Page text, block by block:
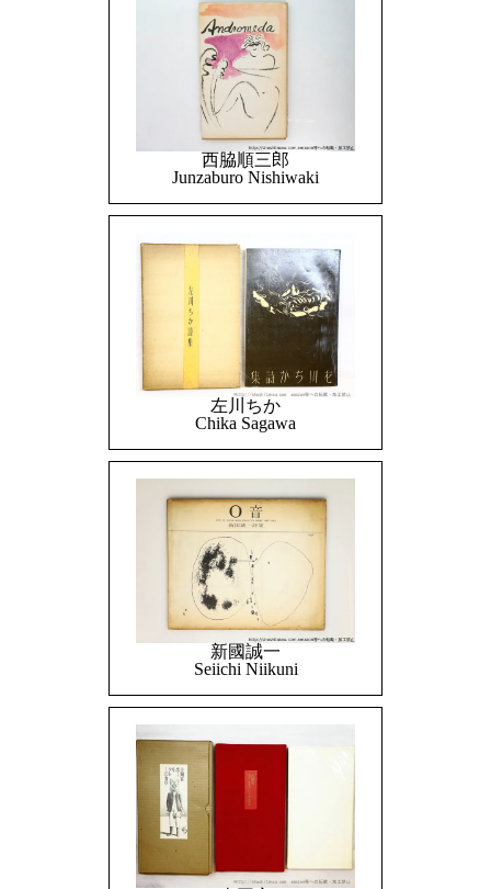
西脇順三郎
Junzaburo Nishiwaki
左川ちか
Chika Sagawa
新國誠一
Seiichi Niikuni